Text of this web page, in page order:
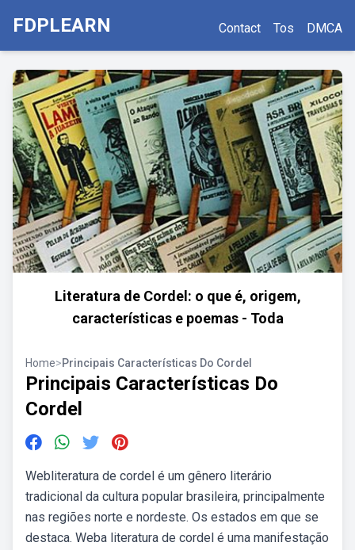
FDPLEARN Contact Tos DMCA
Literatura de Cordel: o que é, origem,
características e poemas - Toda
Home>Principais Características Do Cordel
Principais Características Do
Cordel
Webliteratura de cordel é um gênero literário
tradicional da cultura popular brasileira, principalmente
nas regiões norte e nordeste. Os estados em que se
destaca. Weba literatura de cordel é uma manifestação